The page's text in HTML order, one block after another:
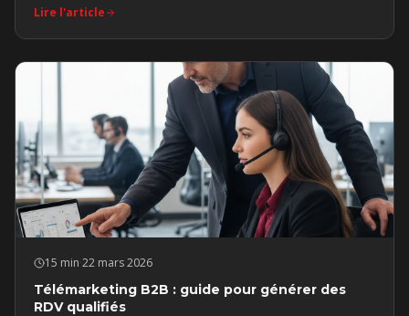
Lire l'article
15 min 22 mars 2026
Télémarketing B2B : guide pour générer des
RDV qualifiés